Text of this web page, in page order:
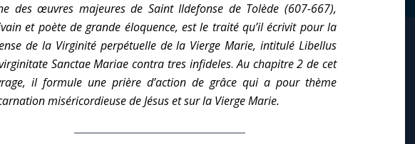
des œuvres majeures de Saint Ildefonse de Tolède (607-667),
et poète de grande éloquence, est le traité qu’il écrivit pour la
de la Virginité perpétuelle de la Vierge Marie, intitulé Libellus
Sanctae Mariae contra tres infideles.Au chapitre 2 de cet
il formule une prière d’action de grâce qui a pour thème
miséricordieuse de Jésus et sur la Vierge Marie.